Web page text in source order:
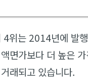
4위는 2014년에 발
면가보다 더 높은
래되고 있습니다.